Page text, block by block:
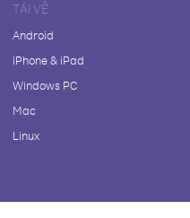
TẢI VỀ
Android
iPhone & iPad
Windows PC
Mac
Linux